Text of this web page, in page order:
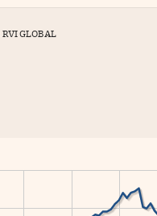
RVI GLOBAL